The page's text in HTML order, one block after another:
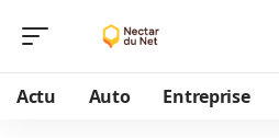
Actu Auto Entreprise